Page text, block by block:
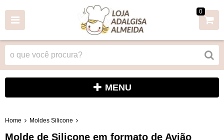
0
MENU
Home Moldes Silicone
Molde de Silicone em formato de Avião